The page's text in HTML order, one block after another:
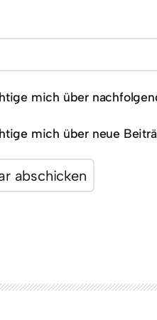
mich über
mich über neue